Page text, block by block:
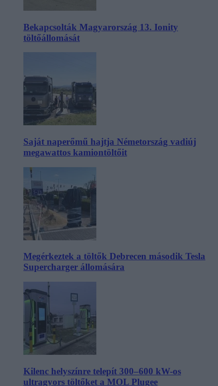
Bekapcsolták Magyarország 13. Ionity
töltőállomását
Saját naperőmű hajtja Németország vadiúj
megawattos kamiontöltőit
Megérkeztek a töltők Debrecen második Tesla
Supercharger állomására
Kilenc helyszínre telepít 300–600 kW-os
ultragyors töltőket a MOL Plugee